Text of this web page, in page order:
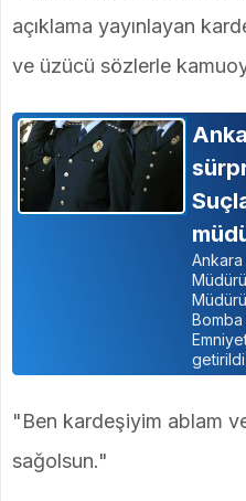
açıklama yayınlayan
ve üzücü sözlerle
getirildi.
"Ben kardeşiyim ablam
sağolsun."